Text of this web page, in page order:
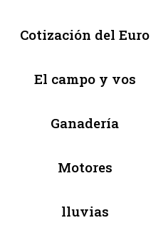
Cotización del Euro
El campo y vos
Ganadería
Motores
lluvias